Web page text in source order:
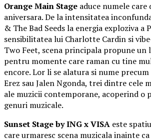
Orange Main Stage aduce numele care
aniversara. De la intensitatea
& The Bad Seeds la energia exploziva a
sensibilitatea lui Charlotte Cardin si
Two Feet, scena principala propune
pentru momente care raman cu tine
encore. Lor li se alatura si nume precum
Erez sau Jalen Ngonda, trei dintre cele
ale muzicii contemporane, acoperind o
genuri muzicale.
Sunset Stage by ING x VISA este
care urmaresc scena muzicala inainte